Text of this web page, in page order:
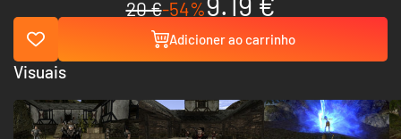
20 €-54%
Adicioner ao carrinho
Visuais